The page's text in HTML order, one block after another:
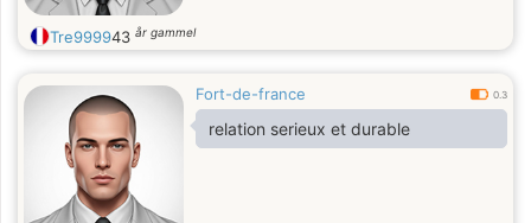
Tre999943 år gammel
Fort-de-france 0.3
relation serieux et durable